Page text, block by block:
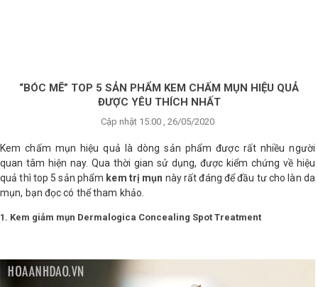
“BÓC MẼ” TOP 5 SẢN PHẨM KEM CHẤM MỤN HIỆU QUẢ
ĐƯỢC YÊU THÍCH NHẤT
Cập nhật 15:00 , 26/05/2020
Kem chấm mụn hiệu quả là dòng sản phẩm được rất nhiều người
quan tâm hiện nay. Qua thời gian sử dụng, được kiểm chứng về hiệu
quả thì top 5 sản phẩm kem trị mụn này rất đáng để đầu tư cho làn da
mụn, bạn đọc có thể tham khảo.
1. Kem giảm mụn Dermalogica Concealing Spot Treatment